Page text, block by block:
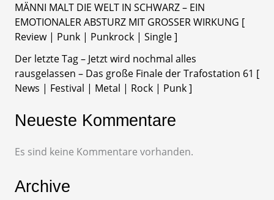
MÄNNI MALT DIE WELT IN SCHWARZ – EIN
EMOTIONALER ABSTURZ MIT GROSSER WIRKUNG [
Review | Punk | Punkrock | Single ]
Der letzte Tag – Jetzt wird nochmal alles
rausgelassen – Das große Finale der Trafostation 61 [
News | Festival | Metal | Rock | Punk ]
Neueste Kommentare
Es sind keine Kommentare vorhanden.
Archive